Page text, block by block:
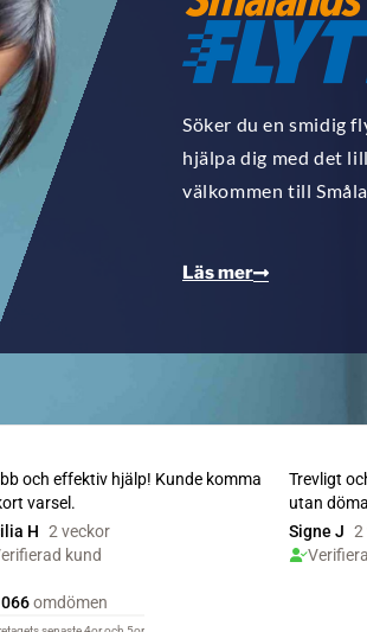
Söker du en smidig
hjälpa dig med det
välkommen till
Läs mer